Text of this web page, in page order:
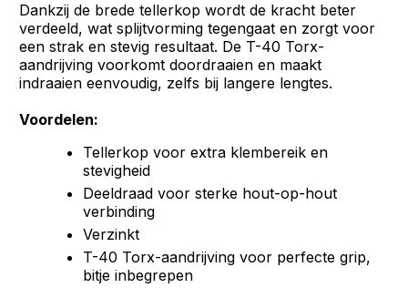
Dankzij de brede tellerkop wordt de kracht beter
verdeeld, wat splijtvorming tegengaat en zorgt voor
een strak en stevig resultaat. De T-40 Torx-
aandrijving voorkomt doordraaien en maakt
indraaien eenvoudig, zelfs bij langere lengtes.
Voordelen:
Tellerkop voor extra klembereik en
stevigheid
Deeldraad voor sterke hout-op-hout
verbinding
Verzinkt
T-40 Torx-aandrijving voor perfecte grip,
bitje inbegrepen